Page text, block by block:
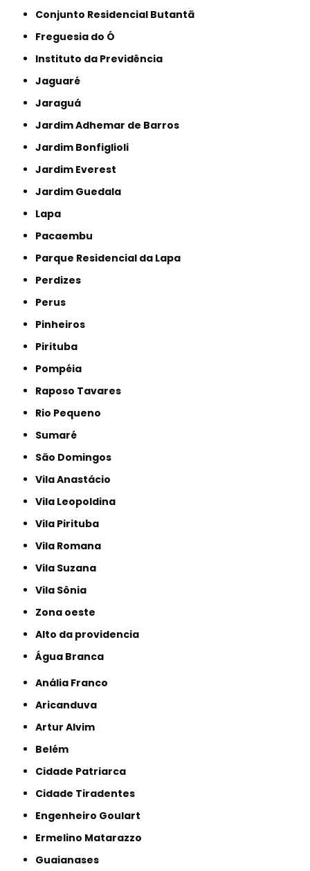
Conjunto Residencial Butantã
Freguesia do Ó
Instituto da Previdência
Jaguaré
Jaraguá
Jardim Adhemar de Barros
Jardim Bonfiglioli
Jardim Everest
Jardim Guedala
Lapa
Pacaembu
Parque Residencial da Lapa
Perdizes
Perus
Pinheiros
Pirituba
Pompéia
Raposo Tavares
Rio Pequeno
Sumaré
São Domingos
Vila Anastácio
Vila Leopoldina
Vila Pirituba
Vila Romana
Vila Suzana
Vila Sônia
Zona oeste
alto da providencia
Água Branca
Anália Franco
Aricanduva
Artur Alvim
Belém
Cidade Patriarca
Cidade Tiradentes
Engenheiro Goulart
Ermelino Matarazzo
Guaianases